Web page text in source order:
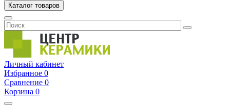
Каталог товаров
Личный кабинет
Избранное 0
Сравнение 0
Корзина 0